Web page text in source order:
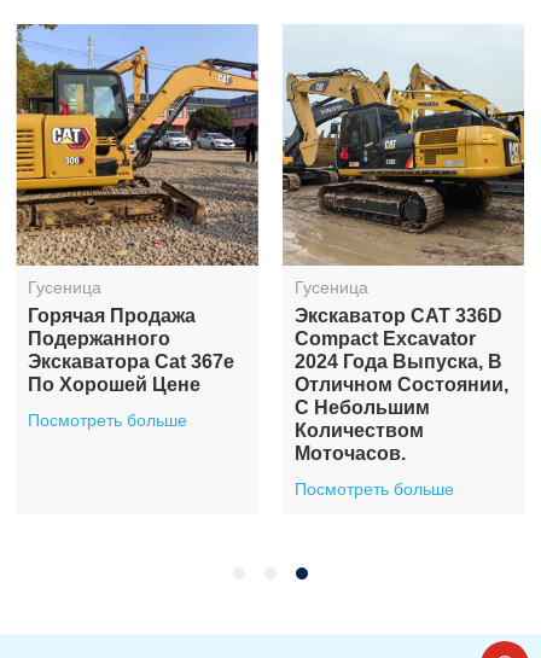
Гусеница
Горячая Продажа
Подержанного
Экскаватора Cat 367e
По Хорошей Цене
Посмотреть больше
Гусеница
Экскаватор CAT 336D
Compact Excavator
2024 Года Выпуска, В
Отличном Состоянии,
С Небольшим
Количеством
Моточасов.
Посмотреть больше